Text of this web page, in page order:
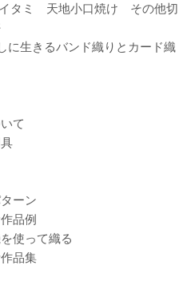
タミ 天地小口焼け その他切
に生きるバンド織りとカード織
て
ーン
品例
使って織る
品集